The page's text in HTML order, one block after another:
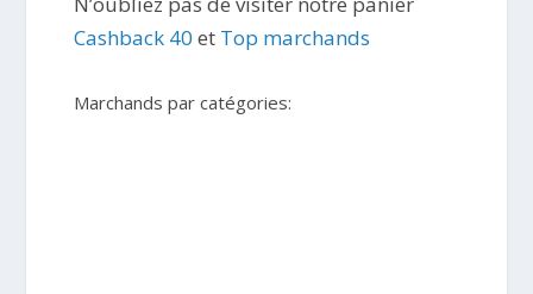
Cashback 40 et Top marchands
Marchands par catégories: